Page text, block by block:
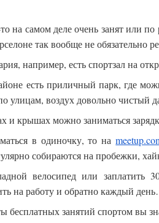
на самом деле очень занят или
так вообще не обязательно
например, есть спортзал на
есть приличный парк, где
улицам, воздух довольно чистый
и крышах можно заниматься
в одиночку, то на
собираются на пробежки,
велосипед или заплатить
на работу и обратно каждый
бесплатных занятий спортом вы